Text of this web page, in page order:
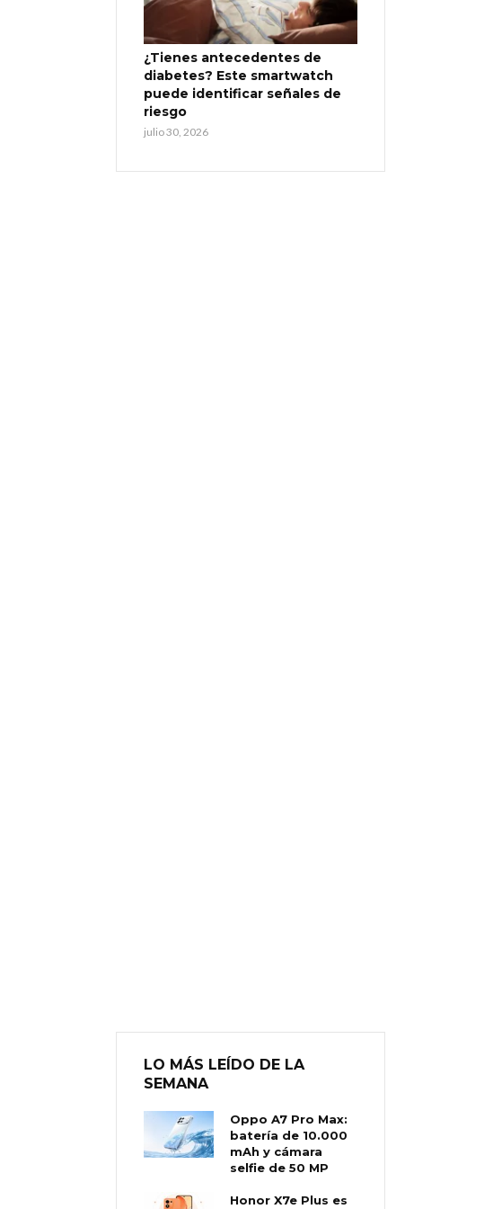
¿Tienes antecedentes de
diabetes? Este smartwatch
puede identificar señales de
riesgo
julio 30, 2026
LO MÁS LEÍDO DE LA
SEMANA
Oppo A7 Pro Max:
batería de 10.000
mAh y cámara
selfie de 50 MP
Honor X7e Plus es